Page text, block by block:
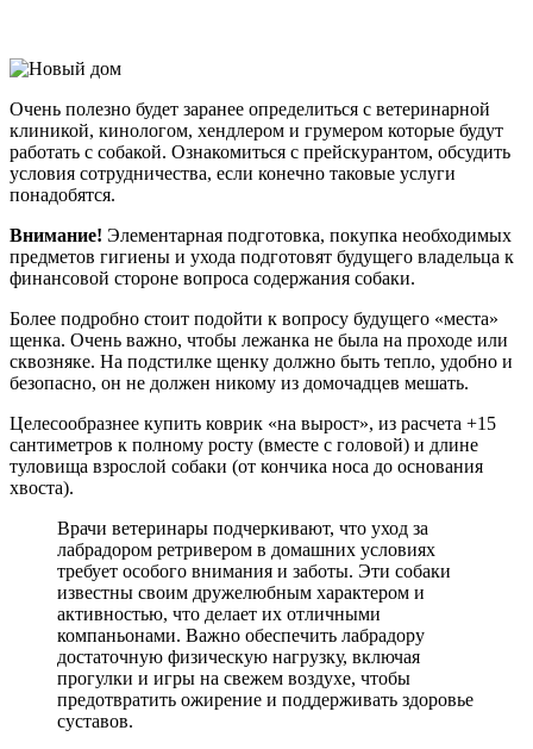
Очень полезно будет заранее определиться с ветеринарной
клиникой, кинологом, хендлером и грумером которые будут
работать с собакой. Ознакомиться с прейскурантом, обсудить
условия сотрудничества, если конечно таковые услуги
понадобятся.
Внимание! Элементарная подготовка, покупка необходимых
предметов гигиены и ухода подготовят будущего владельца к
финансовой стороне вопроса содержания собаки.
Более подробно стоит подойти к вопросу будущего «места»
щенка. Очень важно, чтобы лежанка не была на проходе или
сквозняке. На подстилке щенку должно быть тепло, удобно и
безопасно, он не должен никому из домочадцев мешать.
Целесообразнее купить коврик «на вырост», из расчета +15
сантиметров к полному росту (вместе с головой) и длине
туловища взрослой собаки (от кончика носа до основания
хвоста).
Врачи ветеринары подчеркивают, что уход за
лабрадором ретривером в домашних условиях
требует особого внимания и заботы. Эти собаки
известны своим дружелюбным характером и
активностью, что делает их отличными
компаньонами. Важно обеспечить лабрадору
достаточную физическую нагрузку, включая
прогулки и игры на свежем воздухе, чтобы
предотвратить ожирение и поддерживать здоровье
суставов.